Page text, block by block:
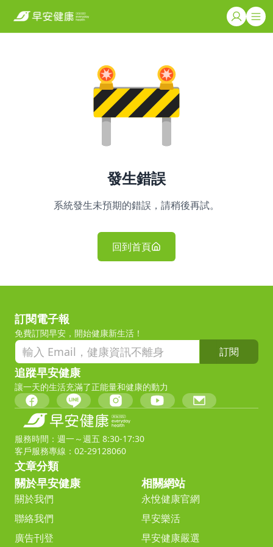
發生錯誤
系統發生未預期的錯誤，請稍後再試。
回到首頁
訂閱電子報
免費訂閱早安，開始健康新生活！
訂閱
追蹤早安健康
讓一天的生活充滿了正能量和健康的動力
服務時間：週一～週五 8:30-17:30
客戶服務專線：02-29128060
文章分類
關於早安健康
關於我們
聯絡我們
廣告刊登
相關網站
永悅健康官網
早安樂活
早安健康嚴選